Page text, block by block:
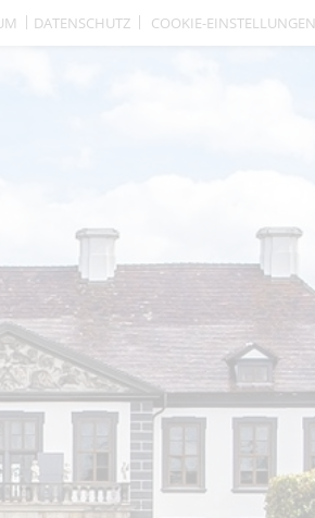
DATENSCHUTZ COOKIE-EINSTELLUNGEN